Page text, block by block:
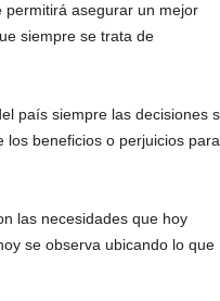
permitirá asegurar un mejor
siempre se trata de
país siempre las decisiones
los beneficios o perjuicios para
las necesidades que hoy
se observa ubicando lo que